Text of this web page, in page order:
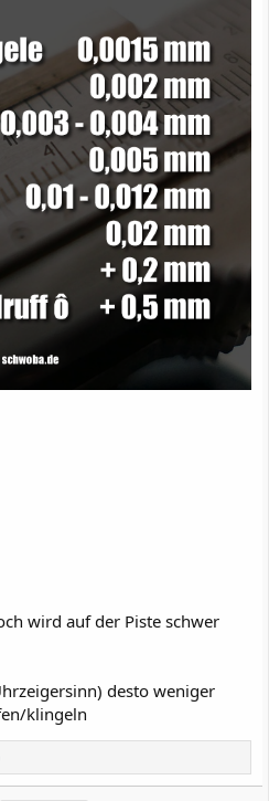
wird auf der Piste schwer
desto weniger
klingeln